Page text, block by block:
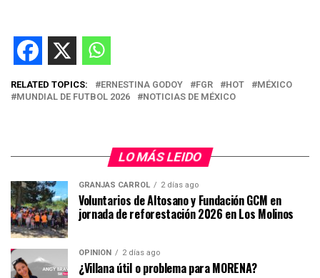
RELATED TOPICS: ERNESTINA GODOY FGR HOT
MÉXICO
MUNDIAL DE FUTBOL 2026
NOTICIAS DE MÉXICO
LO MÁS LEIDO
GRANJAS CARROL 2 días ago
Voluntarios de Altosano y Fundación GCM en
jornada de reforestación 2026 en Los Molinos
OPINIÓN 2 días ago
¿Villana útil o problema para MORENA?